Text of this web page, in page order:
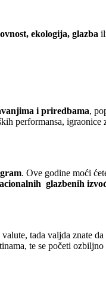
ekologija, glazba
i priredbama,
performansa, igraonice
. Ove godine moći
glazbenih
valute, tada valjda znate
te se početi